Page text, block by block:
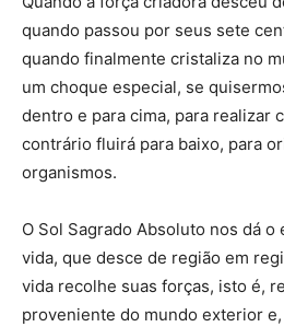
quando passou por seus sete
quando finalmente cristaliza no
um choque especial, se
dentro e para cima, para realizar
contrário fluirá para baixo, para
organismos.
O Sol Sagrado Absoluto nos dá o
vida, que desce de região em
vida recolhe suas forças, isto é,
proveniente do mundo exterior